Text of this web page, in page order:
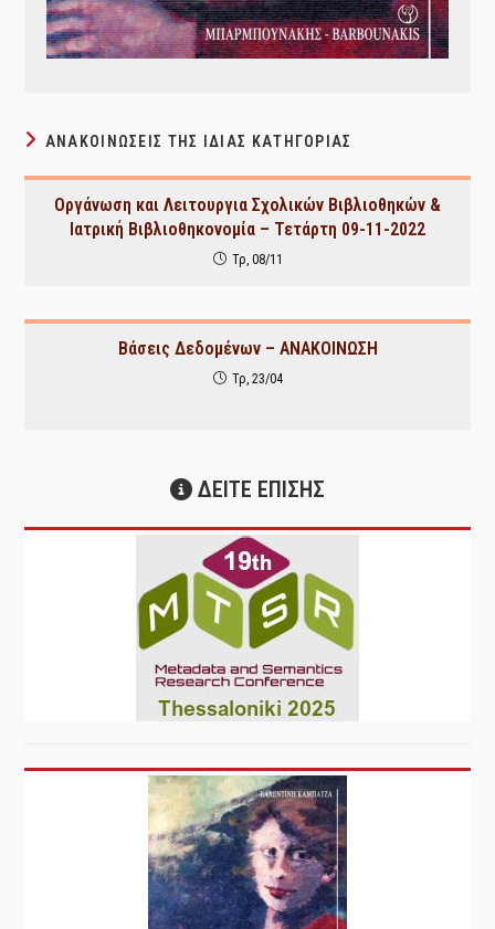
ΑΝΑΚΟΙΝΏΣΕΙΣ ΤΗΣ ΊΔΙΑΣ ΚΑΤΗΓΟΡΊΑΣ
Οργάνωση και Λειτουργια Σχολικών Βιβλιοθηκών &
Ιατρική Βιβλιοθηκονομία – Τετάρτη 09-11-2022
Τρ, 08/11
Βάσεις Δεδομένων – ΑΝΑΚΟΙΝΩΣΗ
Τρ, 23/04
ΔΕΙΤΕ ΕΠΙΣΗΣ